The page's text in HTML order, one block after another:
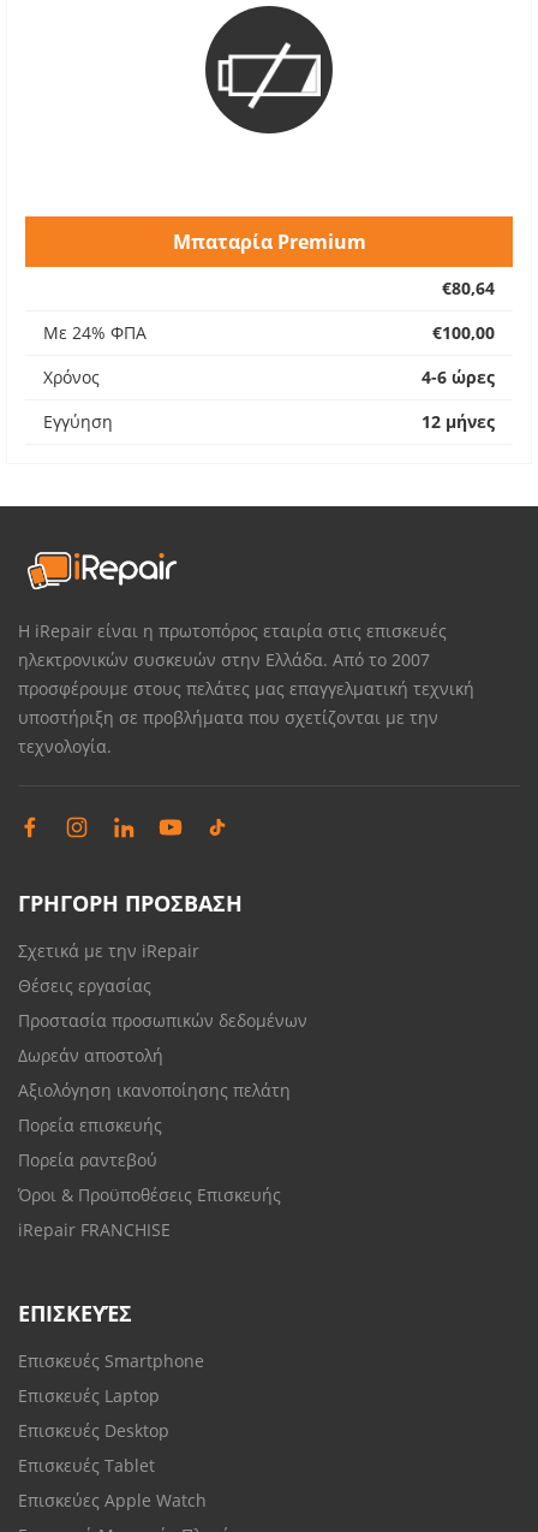
Μπαταρία Premium
€80,64
Με 24% ΦΠΑ
€100,00
Χρόνος
4-6 ώρες
Εγγύηση
12 μήνες
Η iRepair είναι η πρωτοπόρος εταιρία στις επισκευές
ηλεκτρονικών συσκευών στην Ελλάδα. Από το 2007
προσφέρουμε στους πελάτες μας επαγγελματική τεχνική
υποστήριξη σε προβλήματα που σχετίζονται με την
τεχνολογία.
ΓΡΗΓΟΡΗ ΠΡΟΣΒΑΣΗ
Σχετικά με την iRepair
Θέσεις εργασίας
Προστασία προσωπικών δεδομένων
Δωρεάν αποστολή
Αξιολόγηση ικανοποίησης πελάτη
Πορεία επισκευής
Πορεία ραντεβού
Όροι & Προϋποθέσεις Επισκευής
iRepair FRANCHISE
ΕΠΙΣΚΕΥΈΣ
Επισκευές Smartphone
Επισκευές Laptop
Επισκευές Desktop
Επισκευές Tablet
Επισκεύες Apple Watch